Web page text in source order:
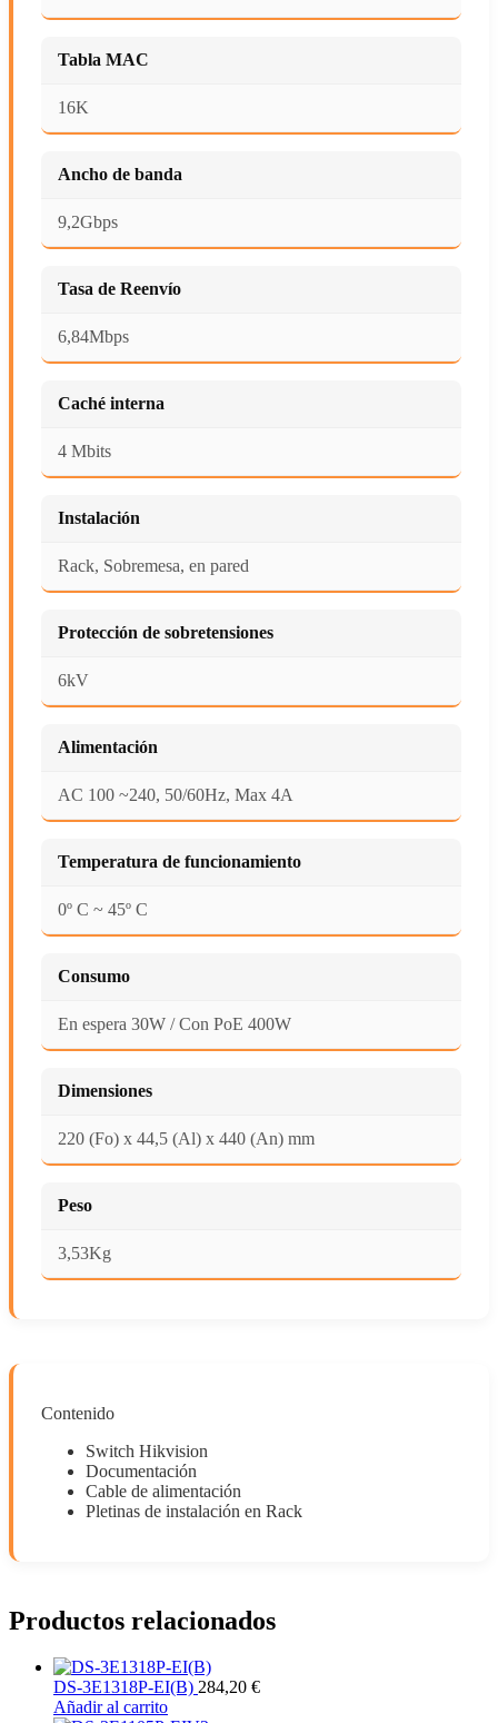
Tabla MAC
16K
Ancho de banda
9,2Gbps
Tasa de Reenvío
6,84Mbps
Caché interna
4 Mbits
Instalación
Rack, Sobremesa, en pared
Protección de sobretensiones
6kV
Alimentación
AC 100 ~240, 50/60Hz, Max 4A
Temperatura de funcionamiento
0º C ~ 45º C
Consumo
En espera 30W / Con PoE 400W
Dimensiones
220 (Fo) x 44,5 (Al) x 440 (An) mm
Peso
3,53Kg
Contenido
Switch Hikvision
Documentación
Cable de alimentación
Pletinas de instalación en Rack
Productos relacionados
DS-3E1318P-EI(B) 284,20 €
Añadir al carrito